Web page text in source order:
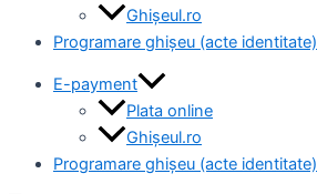
Ghișeul.ro
Programare ghișeu (acte identitate)
E-payment
Plata online
Ghișeul.ro
Programare ghișeu (acte identitate)